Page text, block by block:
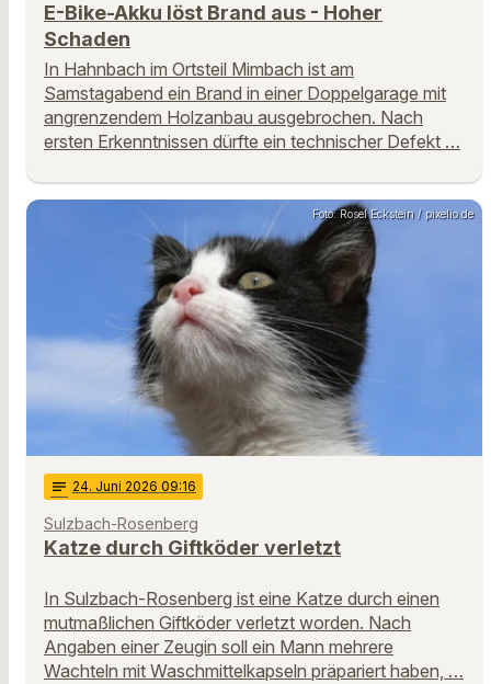
E-Bike-Akku löst Brand aus - Hoher
Schaden
In Hahnbach im Ortsteil Mimbach ist am
Samstagabend ein Brand in einer Doppelgarage mit
angrenzendem Holzanbau ausgebrochen. Nach
ersten Erkenntnissen dürfte ein technischer Defekt …
Foto: Rosel Eckstein / pixelio.de
notes 24. Juni 2026 09:16
Sulzbach-Rosenberg
Katze durch Giftköder verletzt
In Sulzbach-Rosenberg ist eine Katze durch einen
mutmaßlichen Giftköder verletzt worden. Nach
Angaben einer Zeugin soll ein Mann mehrere
Wachteln mit Waschmittelkapseln präpariert haben, …